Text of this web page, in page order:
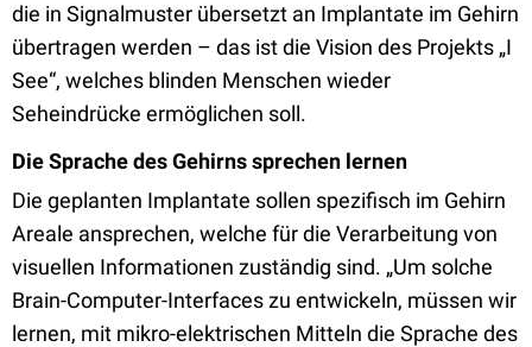
die in Signalmuster übersetzt an Implantate im Gehirn
übertragen werden – das ist die Vision des Projekts „I
See“, welches blinden Menschen wieder
Seheindrücke ermöglichen soll.
Die Sprache des Gehirns sprechen lernen
Die geplanten Implantate sollen spezifisch im Gehirn
Areale ansprechen, welche für die Verarbeitung von
visuellen Informationen zuständig sind. „Um solche
Brain-Computer-Interfaces zu entwickeln, müssen wir
lernen, mit mikro-elektrischen Mitteln die Sprache des